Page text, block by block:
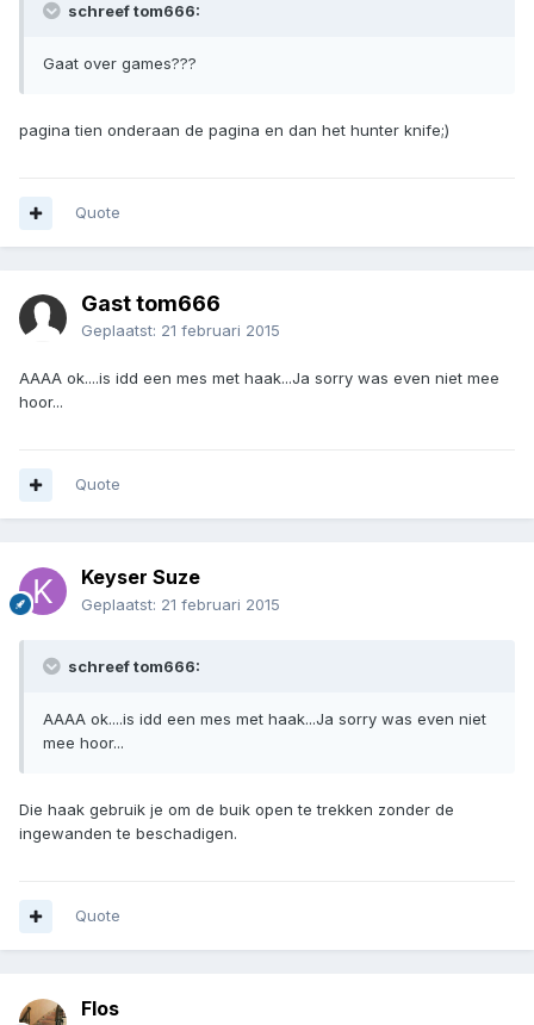
schreef tom666:
Gaat over games???
pagina tien onderaan de pagina en dan het hunter knife;)
Quote
Gast tom666
Geplaatst: 21 februari 2015
AAAA ok....is idd een mes met haak...Ja sorry was even niet mee
hoor...
Quote
Keyser Suze
Geplaatst: 21 februari 2015
schreef tom666:
AAAA ok....is idd een mes met haak...Ja sorry was even niet
mee hoor...
Die haak gebruik je om de buik open te trekken zonder de
ingewanden te beschadigen.
Quote
Flos